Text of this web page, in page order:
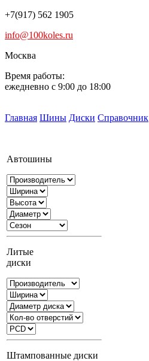
+7(917) 562 1905
info@100koles.ru
Москва
Время работы:
ежедневно с 9:00 до 18:00
Главная Шины Диски Справочник
Автошины
Литые
диски
Штампованные диски